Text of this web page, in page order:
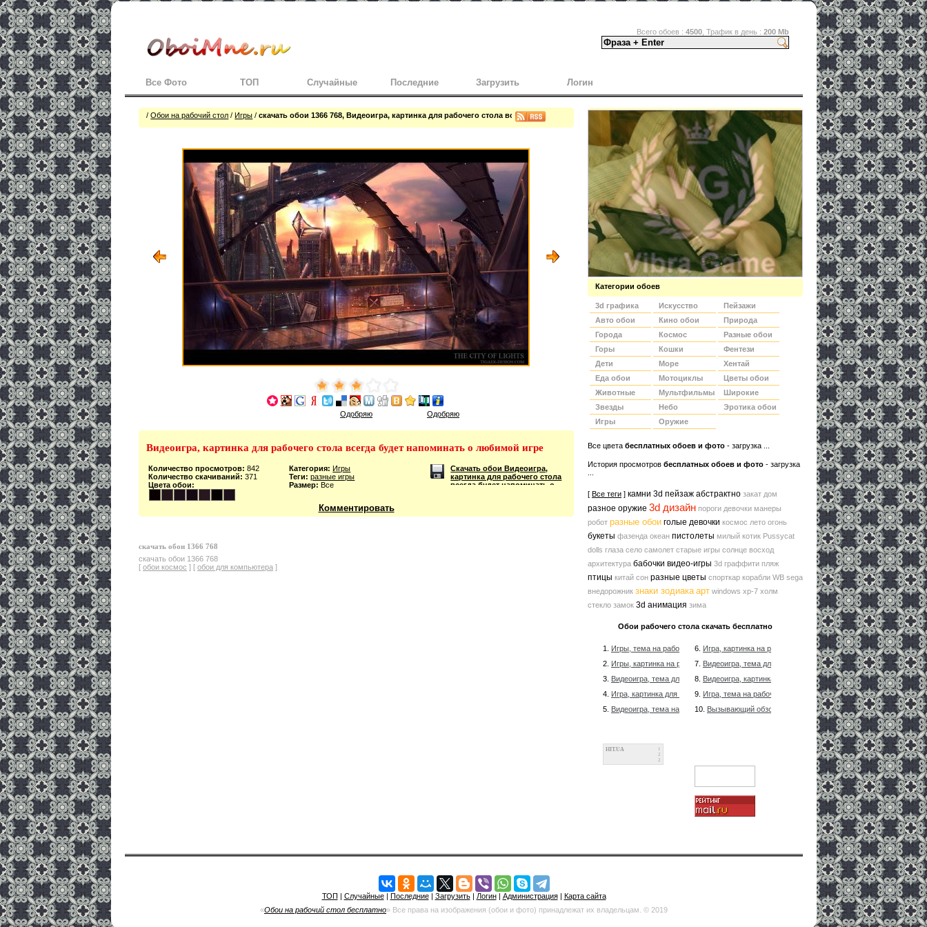
Всего обоев : 4500 , Трафик в день : 200 Mb
Все Фото ТОП Случайные Последние Загрузить Логин
/Обои на рабочий стол / Игры /скачать обои 1366 768, Видеоигра, картинка для рабочего стола всегда будет напоминать о любимой игре
Одобряю Одобряю
Видеоигра, картинка для рабочего стола всегда будет напоминать о любимой игре
Количество просмотров: 842
Количество скачиваний: 371
Цвета обои:
Категория: Игры
Теги: разные игры
Размер: Все
Скачать обои Видеоигра,
картинка для рабочего стола
всегда будет напоминать о
Комментировать
скачать обои 1366 768
скачать обои 1366 768
[ обои космос ] [ обои для компьютера ]
Категории обоев
3d графика
обои
Авто обои
Города
Горы
Дети
Еда обои
Животные
Звезды
Игры
Искусство
Кино обои
Космос
Кошки
Море
Мотоциклы
Мультфильмы
Небо
Оружие
Пейзажи
Природа
Разные обои
Фентези
Хентай
Цветы обои
Широкие
Эротика обои
Все цвета беcплатных обоев и фото - загрузка ...
История просмотров бесплатных обоев и фото - загрузка
[ Все теги ] камни 3d пейзаж абстрактно закат дом
разное оружие 3d дизайн пороги девочки манеры
робот разные обои голые девочки космос лето огонь
букеты фазенда океан пистолеты милый котик Pussycat
dolls глаза село самолет старые игры солнце восход
архитектура бабочки видео-игры 3d граффити пляж
птицы китай сон разные цветы спорткар корабли WB sega
внедорожник знаки зодиака арт windows xp-7 холм
стекло замок 3d анимация зима
Обои рабочего стола скачать бесплатно
1.
Игры, тема на рабочий стол долго напомнит о лучшей игрушке
2.
Игры, картинка на рабочий стол всегда будет напоминать о лучшей игре
3.
Видеоигра, тема для рабочего стола долго напомнит о излюбленной игрушке
4.
Игра, картинка для рабочего стола постоянно напомнит о любимой игре
5.
Видеоигра, тема на рабочий стол постоянно будет напоминать о излюбленной игрушке
6.
Игра, картинка на рабочий стол долго будет напоминать о
7.
Видеоигра, тема для рабочего стола всегда напомнит о
8.
Видеоигра, картинка для рабочего стола постоянно напомнит
9.
Игра, тема на рабочий стол всегда будет напоминать о
10.
Вызывающий обзор на прекрасную природу, девственно
HIT.UA
2
2
ТОП | Случайные| Последние| Загрузить| Логин| Администрация| Карта сайта
«Обои на рабочий стол бесплатно» Все права на изображения (обои и фото) принадлежат их владельцам. © 2019